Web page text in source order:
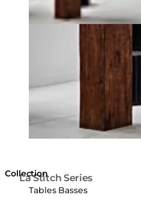
La Stitch Series
Collection
Tables Basses